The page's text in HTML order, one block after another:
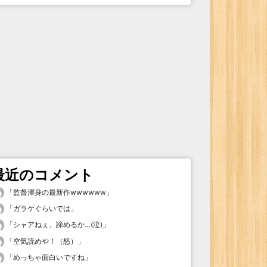
近のコメント
「監督渾身の最新作wwwwww 」
「ガラケぐらいでは 」
「シャアねぇ、諦めるか…(泣) 」
「空気読めや！（怒）
」
「めっちゃ面白いですね 」